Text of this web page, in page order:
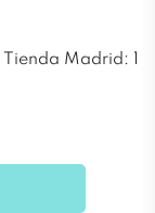
Tienda Madrid: 1